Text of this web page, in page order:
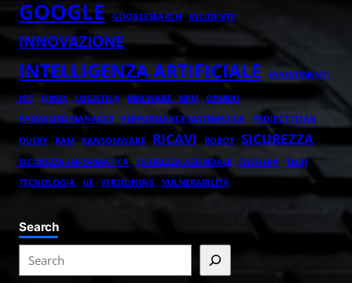
GOOGLE GOOGLESEARCH INCIDENTE
INNOVAZIONE
INTELLIGENZA ARTIFICIALE INVESTIMENTI
IOT LINUX LOGISTICA MALWARE NPM
OPENAI
PASSWORD MANAGER
PERFORMANCE MATEMATICA
PROJECT TITAN
QUERY
RAM RANSOMWARE RICAVI ROBOT SICUREZZA
SICUREZZA-INFORMATICA SICUREZZA AZIENDALE TASTIERA
TECH
TECNOLOGIA
UE VERSIONING VULNERABILITÀ
Search
e